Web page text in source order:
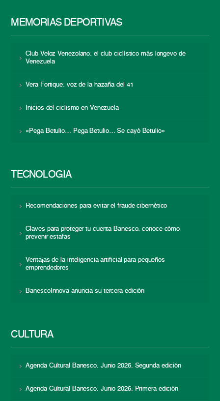
MEMORIAS DEPORTIVAS
Club Veloz Venezolano: el club ciclístico más longevo de
Venezuela
Vera Fortique: voz de la hazaña del 41
Inicios del ciclismo en Venezuela
«Pega Betulio… Pega Betulio… Se cayó Betulio»
TECNOLOGÍA
Recomendaciones para evitar el fraude cibernético
Claves para proteger tu cuenta Banesco: conoce cómo
prevenir estafas
Ventajas de la inteligencia artificial para pequeños
emprendedores
BanescoInnova anuncia su tercera edición
CULTURA
Agenda Cultural Banesco. Junio 2026. Segunda edición
Agenda Cultural Banesco. Junio 2026. Primera edición